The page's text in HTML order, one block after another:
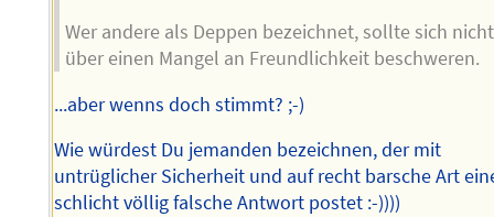
Wer andere als Deppen bezeichnet, sollte sich nicht
über einen Mangel an Freundlichkeit beschweren.
...aber wenns doch stimmt? ;-)
Wie würdest Du jemanden bezeichnen, der mit
untrüglicher Sicherheit und auf recht barsche Art
schlicht völlig falsche Antwort postet :-))))